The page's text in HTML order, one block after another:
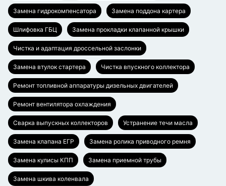
Замена гидрокомпенсатора Замена поддона картера
Шлифовка ГБЦ Замена прокладки клапанной крышки
Чистка и адаптация дроссельной заслонки
Замена втулок стартера Чистка впускного коллектора
Ремонт топливной аппаратуры дизельных двигателей
Ремонт вентилятора охлаждения
Сварка выпускных коллекторов Устранение течи масла
Замена клапана ЕГР Замена ролика приводного ремня
Замена кулисы КПП Замена приемной трубы
Замена шкива коленвала